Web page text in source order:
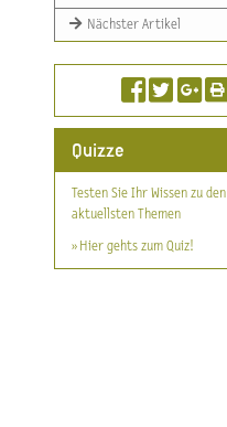
Nächster Artikel
Quizze
Testen Sie Ihr Wissen zu den
aktuellsten Themen
» Hier gehts zum Quiz!